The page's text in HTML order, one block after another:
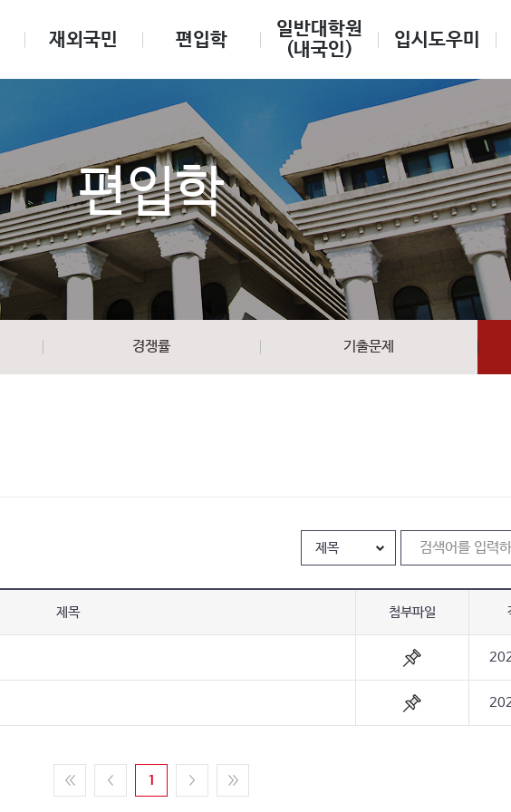
재외국민 편입학
일반대학원
(내국인)
입시도우미
편입학
경쟁률 기출문제
제목 첨부파일
1